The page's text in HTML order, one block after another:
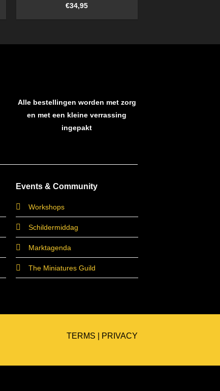
€34,95
Alle bestellingen worden met zorg
en met een kleine verrassing
ingepakt
Events & Community
Workshops
Schildermiddag
Marktagenda
The Miniatures Guild
TERMS PRIVACY